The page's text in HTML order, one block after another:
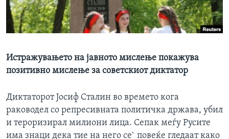
ИНТЕРВЈУА
Јазици
Истражувањето на јавното мислење покажува
позитивно мислење за советскиот диктатор
Диктаторот Јосиф Сталин во времето кога
раководел со репресивната политичка држава, убил
и тероризирал милиони лица. Сепак меѓу Русите
има знаци дека тие на него се` повеќе гледаат како